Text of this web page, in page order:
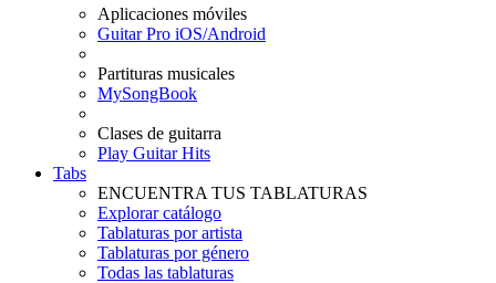
Aplicaciones móviles
Guitar Pro iOS/Android
Partituras musicales
MySongBook
Clases de guitarra
Play Guitar Hits
Tabs
ENCUENTRA TUS TABLATURAS
Explorar catálogo
Tablaturas por artista
Tablaturas por género
Todas las tablaturas